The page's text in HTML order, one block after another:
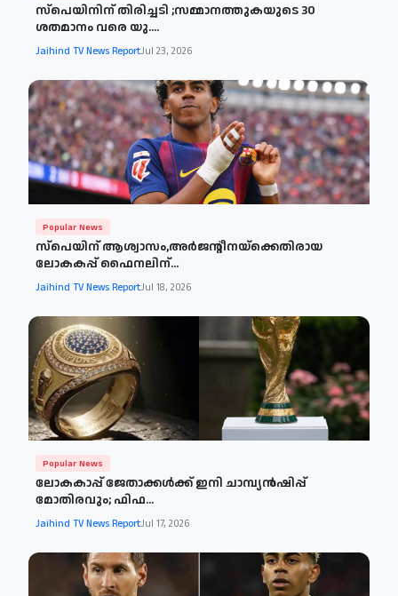
സ്പെയിനിന് തിരിച്ചടി ;സമ്മാനത്തുകയുടെ 30
ശതമാനം വരെ യു....
Jaihind TV News ReportJul 23, 2026
Popular News
സ്പെയിന് ആശ്വാസം,അർജന്റീനയ്‌ക്കെതിരായ
ലോകകപ്പ് ഫൈനലിന്...
Jaihind TV News ReportJul 18, 2026
Popular News
ലോകകാപ്പ് ജേതാക്കൾക്ക് ഇനി ചാമ്പ്യൻഷിപ്പ്
മോതിരവും; ഫിഫ...
Jaihind TV News ReportJul 17, 2026